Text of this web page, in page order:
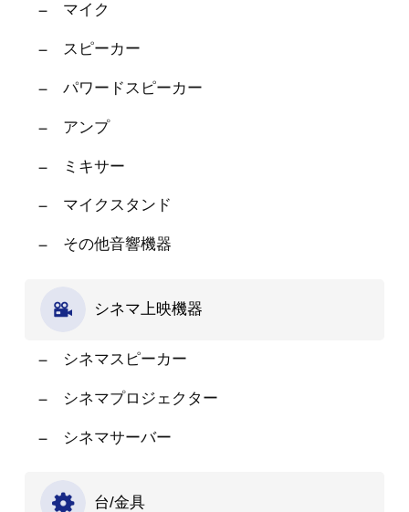
マイク
スピーカー
パワードスピーカー
アンプ
ミキサー
マイクスタンド
その他音響機器
シネマ上映機器
シネマスピーカー
シネマプロジェクター
シネマサーバー
台/金具